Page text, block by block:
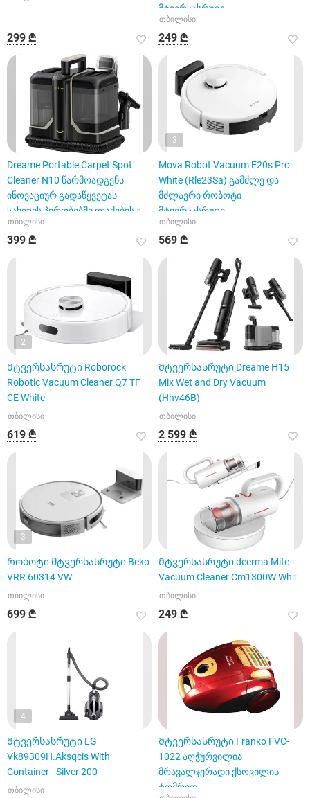
299 ₾
მტვერსასრუტი
თბილისი
249 ₾
Dreame Portable Carpet Spot
Cleaner N10 წარმოადგენს
ინოვაციურ გადაწყვეტას
სახლის პირობებში ლაქების გ
თბილისი
399 ₾
3
Mova Robot Vacuum E20s Pro
White (Rle23Sa) გამძლე და
მძლავრი რობოტი
მტვერსასრუტი
თბილისი
569 ₾
2
Მტვერსასრუტი Roborock
Robotic Vacuum Cleaner Q7 TF
CE White
თბილისი
619 ₾
Მტვერსასრუტი Dreame H15
Mix Wet and Dry Vacuum
(Hhv46B)
თბილისი
2 599 ₾
3
Რობოტი მტვერსასრუტი Beko
VRR 60314 VW
თბილისი
699 ₾
Მტვერსასრუტი deerma Mite
Vacuum Cleaner Cm1300W White
თბილისი
249 ₾
4
Მტვერსასრუტი LG
Vk89309H.Aksqcis With
Container - Silver 200
თბილისი
Მტვერსასრუტი Franko FVC-
1022 აღჭურვილია
მრავალჯერადი ქსოვილის
ტომრით.